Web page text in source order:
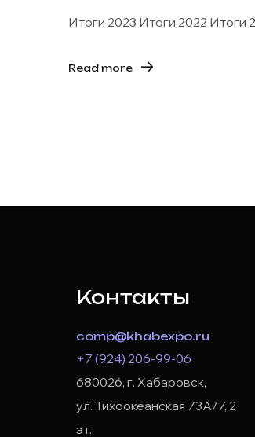
Итоги 2023 Итоги 2022 Итоги
Read more
Контакты
comp@khabexpo.ru
+7 (924) 206-99-06
680026, г. Хабаровск,
ул. Тихоокеанская 73А/7, 2
эт.